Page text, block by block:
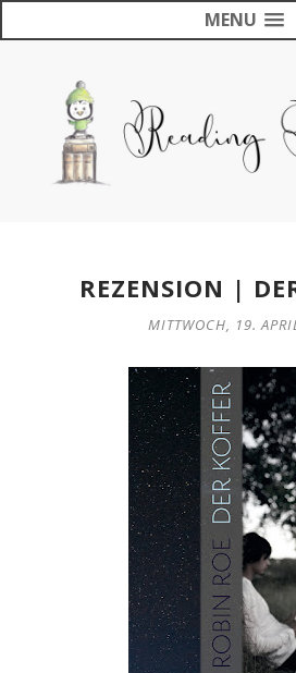
MENU
REZENSION |
MITTWOCH, 19.